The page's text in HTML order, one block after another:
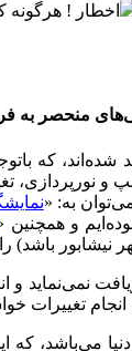
اخطار ! هرگونه
منحصر به
که
و
به: «
و همچنین
باشد)
تغییرات
می‌باشد، که